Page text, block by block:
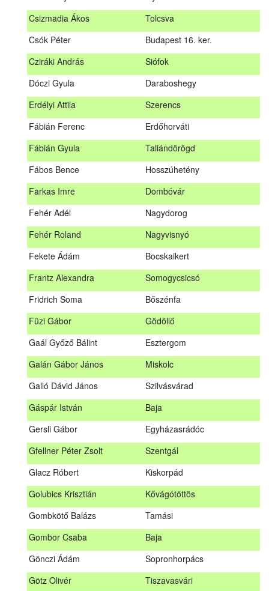
Csizmadia Ákos
Tolcsva
Csók Péter
Budapest 16. ker.
Cziráki András
Siófok
Dóczi Gyula
Daraboshegy
Erdélyi Attila
Szerencs
Fábián Ferenc
Erdőhorváti
Fábián Gyula
Taliándörögd
Fábos Bence
Hosszúhetény
Farkas Imre
Dombóvár
Fehér Adél
Nagydorog
Fehér Roland
Nagyvisnyó
Fekete Ádám
Bocskaikert
Frantz Alexandra
Somogycsicsó
Fridrich Soma
Bőszénfa
Füzi Gábor
Gödöllő
Gaál Győző Bálint
Esztergom
Galán Gábor János
Miskolc
Galló Dávid János
Szilvásvárad
Gáspár István
Baja
Gersli Gábor
Egyházasrádóc
Gfellner Péter Zsolt
Szentgál
Glacz Róbert
Kiskorpád
Golubics Krisztián
Kővágótöttös
Gombkötő Balázs
Tamási
Gombor Csaba
Baja
Gönczi Ádám
Sopronhorpács
Götz Olivér
Tiszavasvári
Bús Ákos
Hőgyész
Barcs
Cseri Árpád
Cserményiné Váradi Melinda
Csók Péter
Budapest 16. ker.
Daraboshegy
Erdőhorváti
Taliándörögd
Dombóvár
Fekete Ádám
Bocskaikert
Gaál Győző Bálint
Esztergom
Miskolc
Szilvásvárad
Egyházasrádóc
Kiskorpád
Kővágótöttös